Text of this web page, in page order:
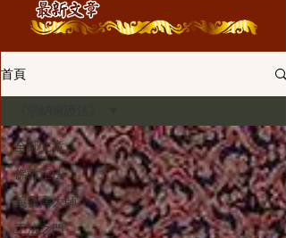
首頁
全部文章
佛教正法
義雲高大師
正法之門